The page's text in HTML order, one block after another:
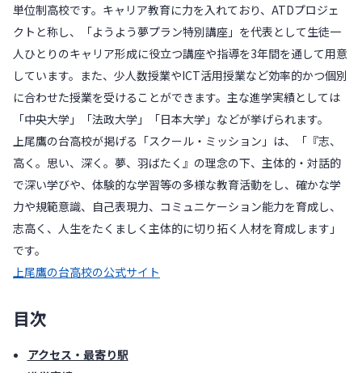
単位制高校です。キャリア教育に力を入れており、ATDプロジェ
クトと称し、「ようよう夢プラン特別講座」を代表として生徒一
人ひとりのキャリア形成に役立つ講座や指導を3年間を通して用意
しています。また、少人数授業やICT活用授業など効率的かつ個別
に合わせた授業を受けることができます。主な進学実績としては
「中央大学」「法政大学」「日本大学」などが挙げられます。
上尾鷹の台高校が掲げる「スクール・ミッション」は、「『志、
高く。思い、深く。夢、羽ばたく』の理念の下、主体的・対話的
で深い学びや、体験的な学習等の多様な教育活動をし、確かな学
力や規範意識、自己表現力、コミュニケーション能力を育成し、
志高く、人生をたくましく主体的に切り拓く人材を育成します」
です。
上尾鷹の台高校の公式サイト
目次
アクセス・最寄り駅